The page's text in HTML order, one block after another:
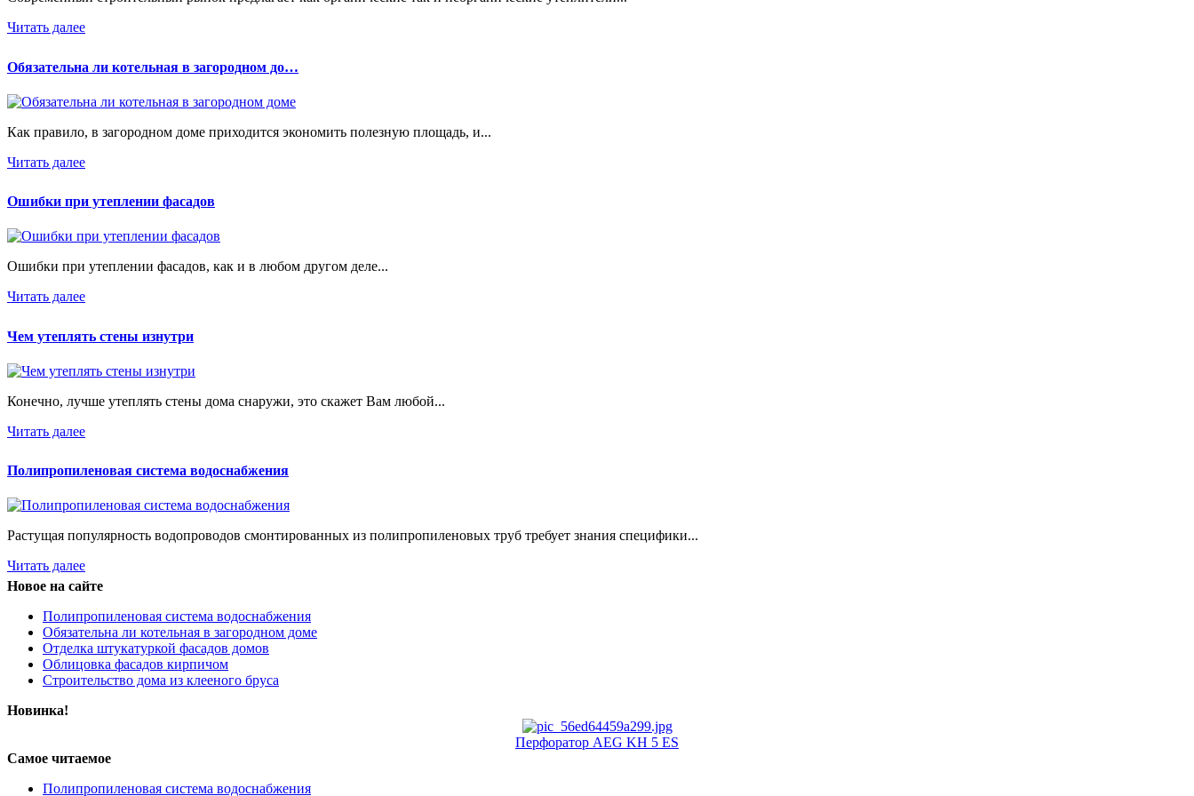
Читать далее
Обязательна ли котельная в загородном до…
Как правило, в загородном доме приходится экономить полезную площадь, и...
Читать далее
Ошибки при утеплении фасадов
Ошибки при утеплении фасадов, как и в любом другом деле...
Читать далее
Чем утеплять стены изнутри
Конечно, лучше утеплять стены дома снаружи, это скажет Вам любой...
Читать далее
Полипропиленовая система водоснабжения
Растущая популярность водопроводов смонтированных из полипропиленовых труб требует знания специфики...
Читать далее
Новое на сайте
Полипропиленовая система водоснабжения
Обязательна ли котельная в загородном доме
Отделка штукатуркой фасадов домов
Облицовка фасадов кирпичом
Строительство дома из клееного бруса
Новинка!
Перфоратор AEG KH 5 ES
Самое читаемое
Полипропиленовая система водоснабжения